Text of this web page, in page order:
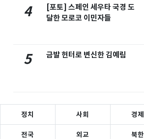
4
[포토] 스페인 세우타 국경 도
달한 모로코 이민자들
5 금발 헌터로 변신한 김예림
정치 사회 경제
전국 외교 북한